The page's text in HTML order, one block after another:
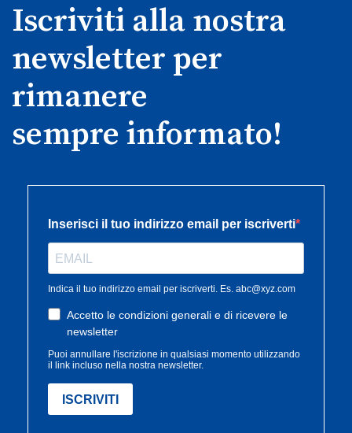
Iscriviti alla nostra
newsletter per
rimanere
sempre informato!